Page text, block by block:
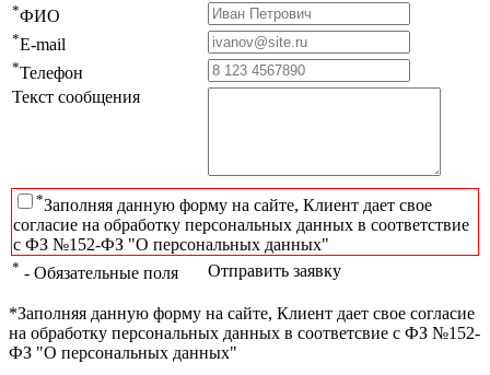
*ФИО
*E-mail
*Телефон
Текст сообщения
*Заполняя данную форму на сайте, Клиент дает свое
согласие на обработку персональных данных в соответствие
с ФЗ №152-ФЗ "О персональных данных"
* - Обязательные поля Отправить заявку
*Заполняя данную форму на сайте, Клиент дает свое согласие
на обработку персональных данных в соответсвие с ФЗ №152-
ФЗ "О персональных данных"